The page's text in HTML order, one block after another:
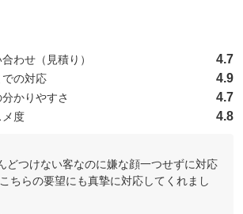
満点中）
わせ（見積り） 4.7
の対応 4.9
かりやすさ 4.7
メ度 4.8
どつけない客なのに嫌な顔一つせずに対応
ちらの要望にも真摯に対応してくれまし